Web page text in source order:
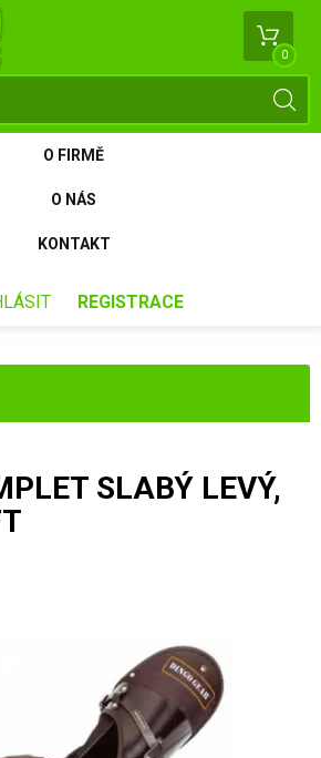
0
O FIRMĚ
O NÁS
KONTAKT
REGISTRACE
SLABÝ LEVÝ,